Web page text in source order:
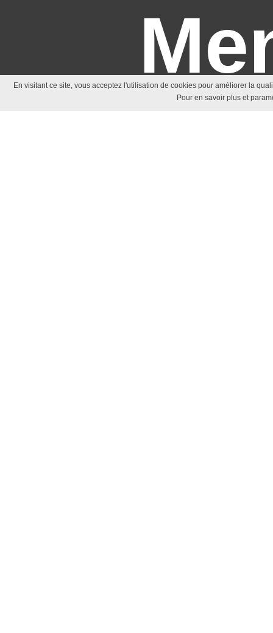
En visitant ce site, vous acceptez l'utilisation de cookies pour améliorer la
Pour en savoir plus et